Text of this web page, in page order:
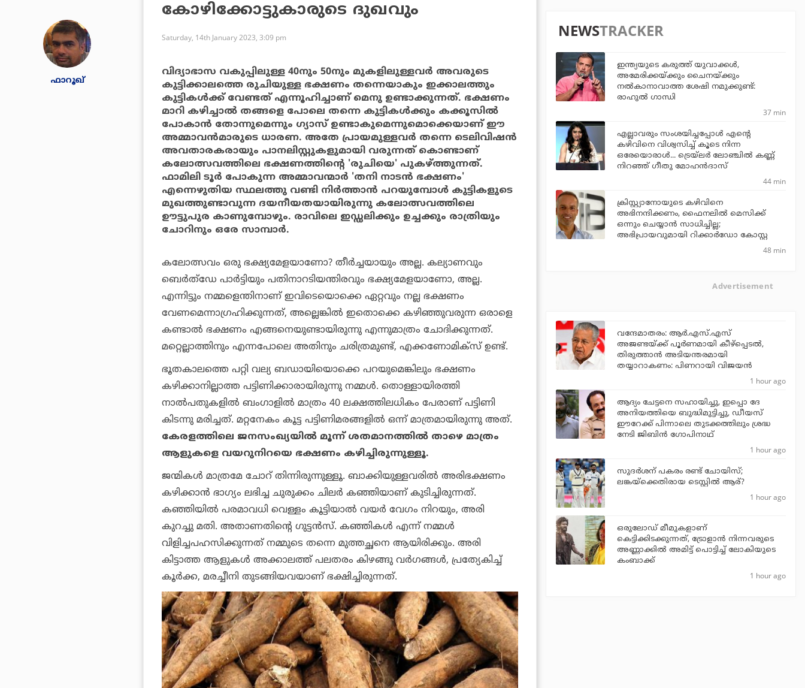
ഫാറൂഖ്
കോഴിക്കോട്ടുകാരുടെ ദുഖവും
Saturday, 14th January 2023, 3:09 pm
വിദ്യാഭാസ വകുപ്പിലുള്ള 40നും 50നും മുകളിലുള്ളവര്‍ അവരുടെ
കുട്ടിക്കാലത്തെ രുചിയുള്ള ഭക്ഷണം തന്നെയാകും ഇക്കാലത്തും
കുട്ടികള്‍ക്ക് വേണ്ടത് എന്നൂഹിച്ചാണ് മെനു ഉണ്ടാക്കുന്നത്. ഭക്ഷണം
മാറി കഴിച്ചാല്‍ തങ്ങളെ പോലെ തന്നെ കുട്ടികള്‍ക്കും കക്കൂസില്‍
പോകാന്‍ തോന്നുമെന്നും ഗ്യാസ് ഉണ്ടാകുമെന്നുമൊക്കെയാണ് ഈ
അമ്മാവന്‍മാരുടെ ധാരണ. അതേ പ്രായമുള്ളവര്‍ തന്നെ ടെലിവിഷന്‍
അവതാരകരായും പാനലിസ്റ്റുകളുമായി വരുന്നത് കൊണ്ടാണ്
കലോത്സവത്തിലെ ഭക്ഷണത്തിന്റെ 'രുചിയെ' പുകഴ്ത്തുന്നത്.
ഫാമിലി ടൂര്‍ പോകുന്ന അമ്മാവന്മാര്‍ 'തനി നാടന്‍ ഭക്ഷണം'
എന്നെഴുതിയ സ്ഥലത്തു വണ്ടി നിര്‍ത്താന്‍ പറയുമ്പോള്‍ കുട്ടികളുടെ
മുഖത്തുണ്ടാവുന്ന ദയനീയതയായിരുന്നു കലോത്സവത്തിലെ
ഊട്ടുപുര കാണുമ്പോഴും. രാവിലെ ഇഡ്ഡലിക്കും ഉച്ചക്കും രാത്രിയും
ചോറിനും ഒരേ സാമ്പാര്‍.
കലോത്സവം ഒരു ഭക്ഷ്യമേളയാണോ? തീര്‍ച്ചയായും അല്ല. കല്യാണവും
ബെര്‍ത്‌ഡേ പാര്‍ട്ടിയും പതിനാറടിയന്തിരവും ഭക്ഷ്യമേളയാണോ, അല്ല.
എന്നിട്ടും നമ്മളെന്തിനാണ് ഇവിടെയൊക്കെ ഏറ്റവും നല്ല ഭക്ഷണം
വേണമെന്നാഗ്രഹിക്കുന്നത്, അല്ലെങ്കില്‍ ഇതൊക്കെ കഴിഞ്ഞുവരുന്ന ഒരാളെ
കണ്ടാല്‍ ഭക്ഷണം എങ്ങനെയുണ്ടായിരുന്നു എന്നുമാത്രം ചോദിക്കുന്നത്.
മറ്റെല്ലാത്തിനും എന്നപോലെ അതിനും ചരിത്രമുണ്ട്, എക്കണോമിക്‌സ് ഉണ്ട്.
ഭൂതകാലത്തെ പറ്റി വല്യ ബഡായിയൊക്കെ പറയുമെങ്കിലും ഭക്ഷണം
കഴിക്കാനില്ലാത്ത പട്ടിണിക്കാരായിരുന്നു നമ്മള്‍. തൊള്ളായിരത്തി
നാല്‍പതുകളില്‍ ബംഗാളില്‍ മാത്രം 40 ലക്ഷത്തിലധികം പേരാണ് പട്ടിണി
കിടന്നു മരിച്ചത്. മറ്റനേകം കൂട്ട പട്ടിണിമരങ്ങളില്‍ ഒന്ന് മാത്രമായിരുന്നു അത്.
കേരളത്തിലെ ജനസംഖ്യയില്‍ മൂന്ന് ശതമാനത്തില്‍ താഴെ മാത്രം
ആളുകളെ വയറുനിറയെ ഭക്ഷണം കഴിച്ചിരുന്നുള്ളൂ.
ജന്മികള്‍ മാത്രമേ ചോറ് തിന്നിരുന്നുള്ളൂ. ബാക്കിയുള്ളവരില്‍ അരിഭക്ഷണം
കഴിക്കാന്‍ ഭാഗ്യം ലഭിച്ച ചുരുക്കം ചിലര്‍ കഞ്ഞിയാണ് കുടിച്ചിരുന്നത്.
കഞ്ഞിയില്‍ പരമാവധി വെള്ളം കൂട്ടിയാല്‍ വയര്‍ വേഗം നിറയും, അരി
കുറച്ചു മതി. അതാണതിന്റെ ഗുട്ടന്‍സ്. കഞ്ഞികള്‍ എന്ന് നമ്മള്‍
വിളിച്ചപഹസിക്കുന്നത് നമ്മുടെ തന്നെ മുത്തച്ഛനെ ആയിരിക്കും. അരി
കിട്ടാത്ത ആളുകള്‍ അക്കാലത്ത് പലതരം കിഴങ്ങു വര്‍ഗങ്ങള്‍, പ്രത്യേകിച്ച്
കൂര്‍ക്ക, മരച്ചീനി തുടങ്ങിയവയാണ് ഭക്ഷിച്ചിരുന്നത്.
NEWSTRACKER
ഇന്ത്യയുടെ കരുത്ത് യുവാക്കള്‍,
അമേരിക്കയ്ക്കും ചൈനയ്ക്കും
നല്‍കാനാവാത്ത ശേഷി നമുക്കുണ്ട്:
രാഹുല്‍ ഗാന്ധി
37 min
എല്ലാവരും സംശയിച്ചപ്പോള്‍ എന്റെ
കഴിവിനെ വിശ്വസിച്ച് കൂടെ നിന്ന
ഒരേയൊരാള്‍... ട്രെയ്‌ലര്‍ ലോഞ്ചില്‍ കണ്ണ്
നിറഞ്ഞ് ഗീതു മോഹന്‍ദാസ്
44 min
ക്രിസ്റ്റ്യാനോയുടെ കഴിവിനെ
അഭിനന്ദിക്കണം, ഫൈനലില്‍ മെസിക്ക്
ഒന്നും ചെയ്യാന്‍ സാധിച്ചില്ല;
അഭിപ്രായവുമായി റിക്കാര്‍ഡോ കോസ്റ്റ
48 min
Advertisement
വന്ദേമാതരം: ആര്‍.എസ്.എസ്
അജണ്ടയ്ക്ക് പൂര്‍ണമായി കീഴ്‌പ്പെടല്‍,
തിരുത്താന്‍ അടിയന്തരമായി
തയ്യാറാകണം: പിണറായി വിജയന്‍
1 hour ago
ആദ്യം ചേട്ടനെ സഹായിച്ചു, ഇപ്പൊ ദേ
അനിയത്തിയെ ബുദ്ധിമുട്ടിച്ചു, ഡീയസ്
ഈറേക്ക് പിന്നാലെ തുടക്കത്തിലും ശ്രദ്ധ
നേടി ജിബിന്‍ ഗോപിനാഥ്
1 hour ago
സുദര്‍ശന് പകരം രണ്ട് ചോയിസ്;
ലങ്കയ്‌ക്കെതിരായ ടെസ്റ്റില്‍ ആര്?
1 hour ago
ഒരുലോഡ് മീമുകളാണ്
കെട്ടിക്കിടക്കുന്നത്, ട്രോളാന്‍ നിന്നവരുടെ
അണ്ണാക്കില്‍ അമിട്ട് പൊട്ടിച്ച് ലോകിയുടെ
കംബാക്ക്
1 hour ago